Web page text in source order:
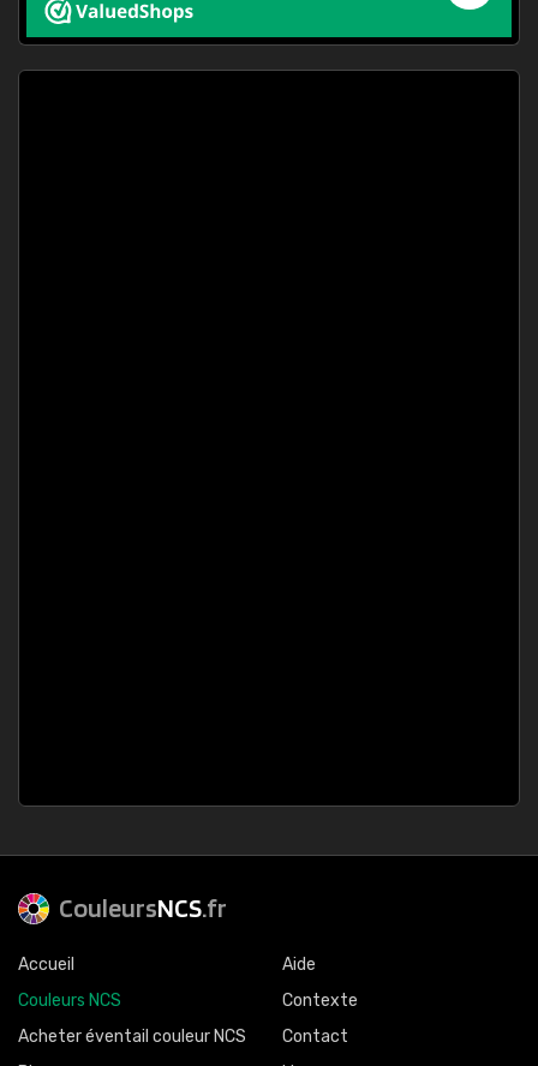
CouleursNCS.fr
Accueil
Couleurs NCS
Acheter éventail couleur NCS
Aide
Contexte
Contact